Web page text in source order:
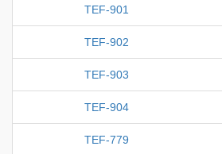
TEF-901
TEF-902
TEF-903
TEF-904
TEF-779